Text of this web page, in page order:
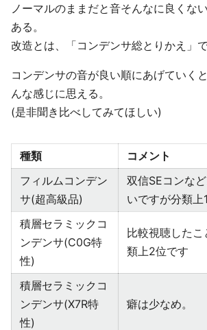
ノーマルのままだと音そんなに良くな
ある。
改造とは、「コンデンサ総とりかえ」
コンデンサの音が良い順にあげていく
んな感じに思える。
(是非聞き比べしてみてほしい)
種類
コメント
フィルムコンデン
サ(超高級品)
双信SEコンな
いですが分類上
積層セラミックコ
ンデンサ(C0G特
性)
比較視聴した
類上2位です
積層セラミックコ
ンデンサ(X7R特
性)
癖は少なめ。